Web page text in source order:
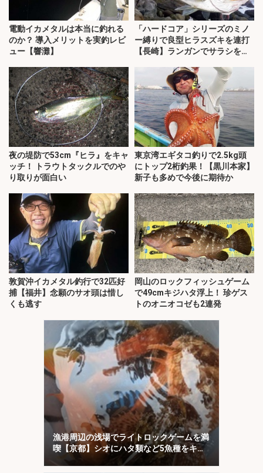
電動イカメタルは本当に釣れる
のか？ 導入メリットを実釣レビ
ュー【響灘】
「ハードコア」シリーズのミノ
ー縛りで良型ヒラスズキを連打
【長崎】ランガンでサラシを攻
夜の堤防で53cm『ヒラ』をキャ
ッチ！ トラウトタックルでのや
り取りが面白い
東京湾エギタコ釣りで2.5kg頭
にトップ2桁釣果！【黒川本家】
新子も多めで今後に期待か
敦賀沖イカメタル釣行で32匹好
捕【福井】念願のサオ頭は惜し
くも逃す
岡山のロックフィッシュゲーム
で49cmキジハタ浮上！ 珍ゲス
トのオニオコゼも2連発
漁港周辺の浅場でライトロックゲームを満
喫【京都】シオにハタ類など5魚種をキャ
ッチ！